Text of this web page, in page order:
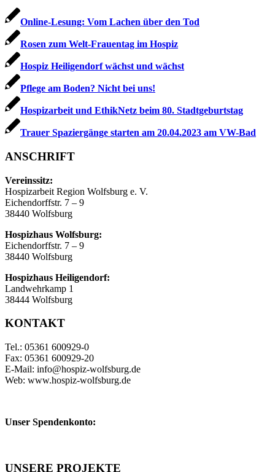
Online-Lesung: Vom Lachen über den Tod
Rosen zum Welt-Frauentag im Hospiz
Hospiz Heiligendorf wächst und wächst
Pflege am Boden? Nicht bei uns!
Hospizarbeit und EthikNetz beim 80. Stadtgeburtstag
Trauer Spaziergänge starten am 20.04.2023 am VW-Bad
ANSCHRIFT
Vereinssitz:
Hospizarbeit Region Wolfsburg e. V.
Eichendorffstr. 7 – 9
38440 Wolfsburg
Hospizhaus Wolfsburg:
Eichendorffstr. 7 – 9
38440 Wolfsburg
Hospizhaus Heiligendorf:
Landwehrkamp 1
38444 Wolfsburg
KONTAKT
Tel.: 05361 600929-0
Fax: 05361 600929-20
E-Mail: info@hospiz-wolfsburg.de
Web: www.hospiz-wolfsburg.de
Unser Spendenkonto:
UNSERE PROJEKTE